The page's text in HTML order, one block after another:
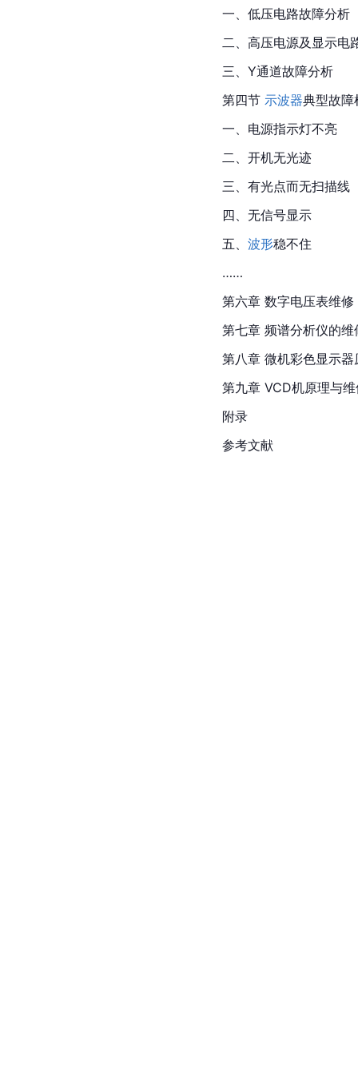
一、低压电路故障分析
二、高压电源及显示电
三、Y通道故障分析
第四节 示波器典型故障
一、电源指示灯不亮
二、开机无光迹
三、有光点而无扫描线
四、无信号显示
五、 波形稳不住
……
第六章 数字电压表维修
第七章 频谱分析仪的维
第八章 微机彩色显示器
第九章 VCD机原理与
附录
参考文献